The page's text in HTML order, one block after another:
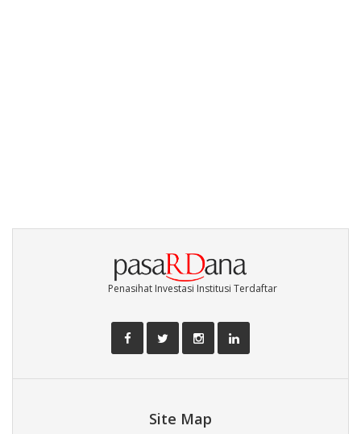
Penasihat Investasi Institusi Terdaftar
Site Map